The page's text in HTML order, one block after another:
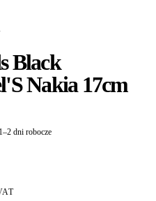
Black
Nakia 17cm
dni robocze